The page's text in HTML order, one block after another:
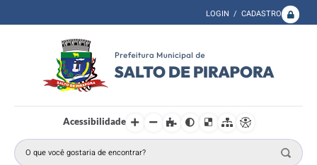
LOGIN / CADASTRO
Acessibilidade